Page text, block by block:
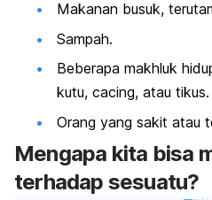
Makanan busuk,
Sampah.
Beberapa makhluk
kutu, cacing, atau tikus.
Orang yang sakit atau
Mengapa kita bisa
terhadap sesuatu?